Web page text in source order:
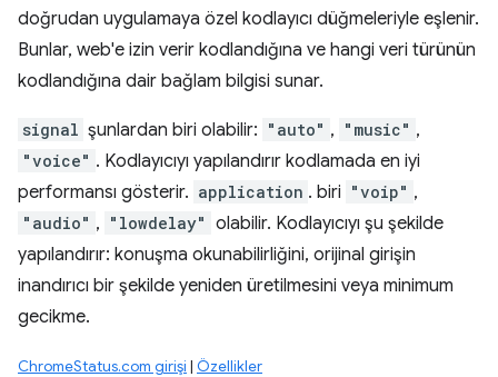
doğrudan uygulamaya özel kodlayıcı düğmeleriyle eşlenir.
Bunlar, web'e izin verir kodlandığına ve hangi veri türünün
kodlandığına dair bağlam bilgisi sunar.
signal şunlardan biri olabilir: "auto" , "music" ,
"voice" . Kodlayıcıyı yapılandırır kodlamada en iyi
performansı gösterir. application . biri "voip" ,
"audio" , "lowdelay" olabilir. Kodlayıcıyı şu şekilde
yapılandırır: konuşma okunabilirliğini, orijinal girişin
inandırıcı bir şekilde yeniden üretilmesini veya minimum
gecikme.
ChromeStatus.com girişi | Özellikler